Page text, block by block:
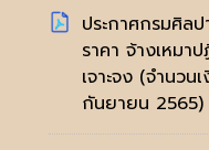
ประกาศกรมศิลป
ราคา จ้างเหมา
เจาะจง (จำนว
กันยายน 2565)